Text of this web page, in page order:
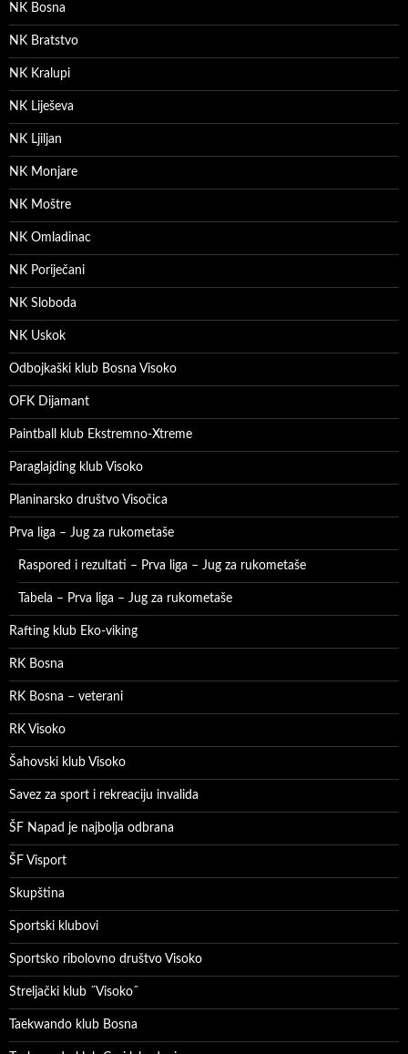
NK Bosna
NK Bratstvo
NK Kralupi
NK Liješeva
NK Ljiljan
NK Monjare
NK Moštre
NK Omladinac
NK Poriječani
NK Sloboda
NK Uskok
Odbojkaški klub Bosna Visoko
OFK Dijamant
Paintball klub Ekstremno-Xtreme
Paraglajding klub Visoko
Planinarsko društvo Visočica
Prva liga – Jug za rukometaše
Raspored i rezultati – Prva liga – Jug za rukometaše
Tabela – Prva liga – Jug za rukometaše
Rafting klub Eko-viking
RK Bosna
RK Bosna – veterani
RK Visoko
Šahovski klub Visoko
Savez za sport i rekreaciju invalida
ŠF Napad je najbolja odbrana
ŠF Visport
Skupština
Sportski klubovi
Sportsko ribolovno društvo Visoko
Streljački klub ˝Visoko˝
Taekwando klub Bosna